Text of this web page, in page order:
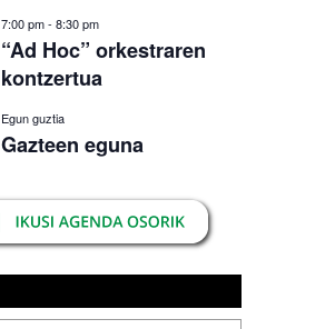
7:00 pm- 8:30 pm
“Ad Hoc” orkestraren
kontzertua
Egun guztia
Gazteen eguna